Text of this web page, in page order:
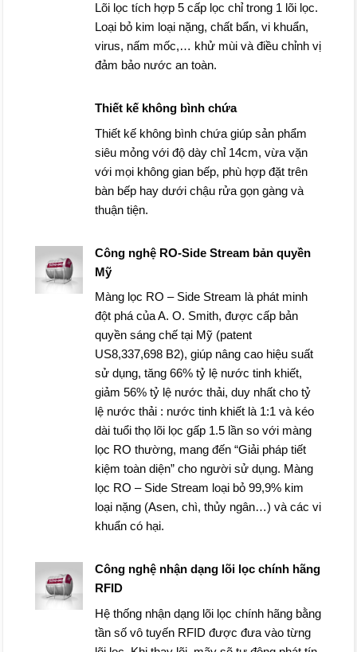
Lõi lọc tích hợp 5 cấp lọc chỉ trong 1 lõi lọc.
Loại bỏ kim loại nặng, chất bẩn, vi khuẩn,
virus, nấm mốc,… khử mùi và điều chỉnh vị
đảm bảo nước an toàn.
Thiết kế không bình chứa
Thiết kế không bình chứa giúp sản phẩm
siêu mỏng với độ dày chỉ 14cm, vừa vặn
với mọi không gian bếp, phù hợp đặt trên
bàn bếp hay dưới chậu rửa gọn gàng và
thuận tiện.
Công nghệ RO-Side Stream bản quyền
Mỹ
Màng lọc RO – Side Stream là phát minh
đột phá của A. O. Smith, được cấp bản
quyền sáng chế tại Mỹ (patent
US8,337,698 B2), giúp nâng cao hiệu suất
sử dụng, tăng 66% tỷ lệ nước tinh khiết,
giảm 56% tỷ lệ nước thải, duy nhất cho tỷ
lệ nước thải : nước tinh khiết là 1:1 và kéo
dài tuổi thọ lõi lọc gấp 1.5 lần so với màng
lọc RO thường, mang đến “Giải pháp tiết
kiệm toàn diện” cho người sử dụng. Màng
lọc RO – Side Stream loại bỏ 99,9% kim
loại nặng (Asen, chì, thủy ngân…) và các vi
khuẩn có hại.
Công nghệ nhận dạng lõi lọc chính hãng
RFID
Hệ thống nhận dạng lõi lọc chính hãng bằng
tần số vô tuyến RFID được đưa vào từng